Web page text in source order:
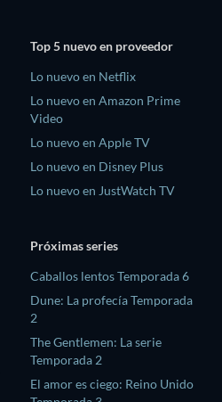
Top 5 nuevo en proveedor
Lo nuevo en Netflix
Lo nuevo en Amazon Prime
Video
Lo nuevo en Apple TV
Lo nuevo en Disney Plus
Lo nuevo en JustWatch TV
Próximas series
Caballos lentos Temporada 6
Dune: La profecía Temporada
2
The Gentlemen: La serie
Temporada 2
El amor es ciego: Reino Unido